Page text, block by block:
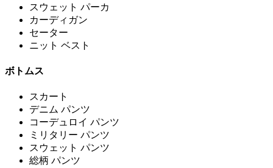
スウェット パーカ
カーディガン
セーター
ニット ベスト
ボトムス
スカート
デニム パンツ
コーデュロイ パンツ
ミリタリー パンツ
スウェット パンツ
総柄 パンツ